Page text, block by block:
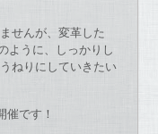
せんが、変革した
ように、しっかりし
ねりにしていきたい
催です！